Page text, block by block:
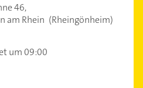
46,
am Rhein (Rheingönheim)
um 09:00